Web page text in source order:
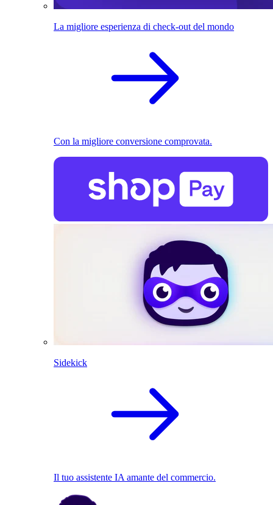
La migliore esperienza di check-out del mondo
Con la migliore conversione comprovata.
Sidekick
Il tuo assistente IA amante del commercio.